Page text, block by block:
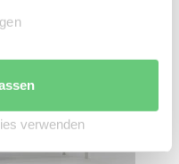
verwenden